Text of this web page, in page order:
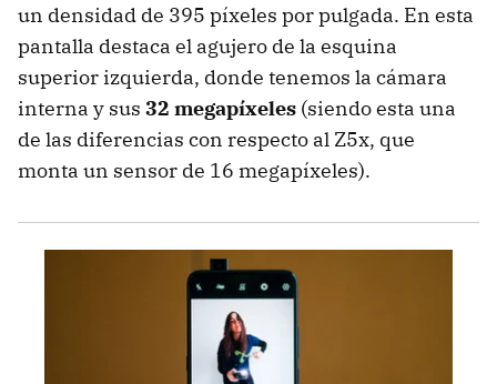
un densidad de 395 píxeles por pulgada. En esta
pantalla destaca el agujero de la esquina
superior izquierda, donde tenemos la cámara
interna y sus 32 megapíxeles (siendo esta una
de las diferencias con respecto al Z5x, que
monta un sensor de 16 megapíxeles).